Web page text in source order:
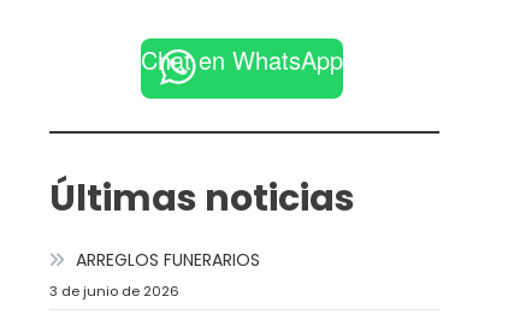
Chat en WhatsApp
Últimas noticias
ARREGLOS FUNERARIOS
3 de junio de 2026